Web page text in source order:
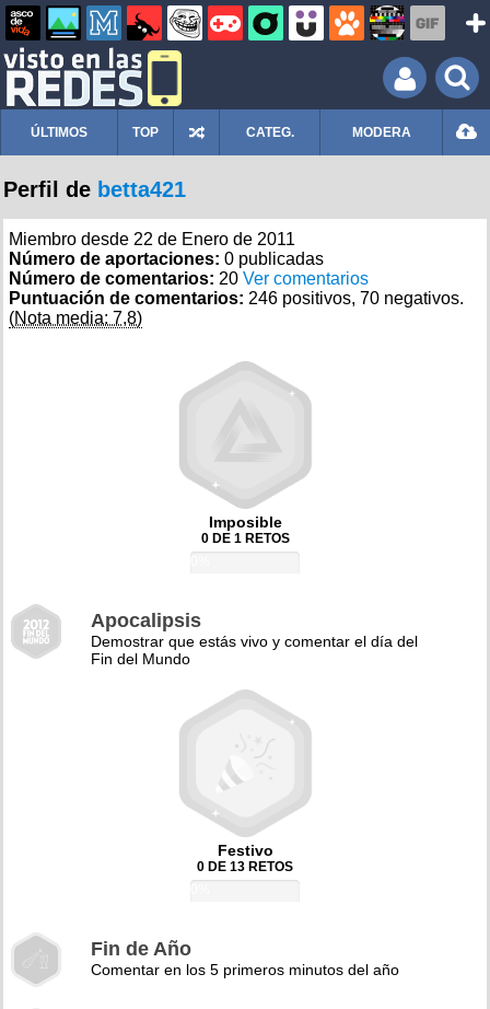
ÚLTIMOS TOP CATEG. MODERA
Perfil de betta421
Miembro desde 22 de Enero de 2011
Número de aportaciones: 0 publicadas
Número de comentarios: 20 Ver comentarios
Puntuación de comentarios: 246 positivos, 70 negativos.
(Nota media: 7,8)
Imposible
0 DE 1 RETOS
Apocalipsis
Demostrar que estás vivo y comentar el día del
Fin del Mundo
Festivo
0 DE 13 RETOS
Fin de Año
Comentar en los 5 primeros minutos del año